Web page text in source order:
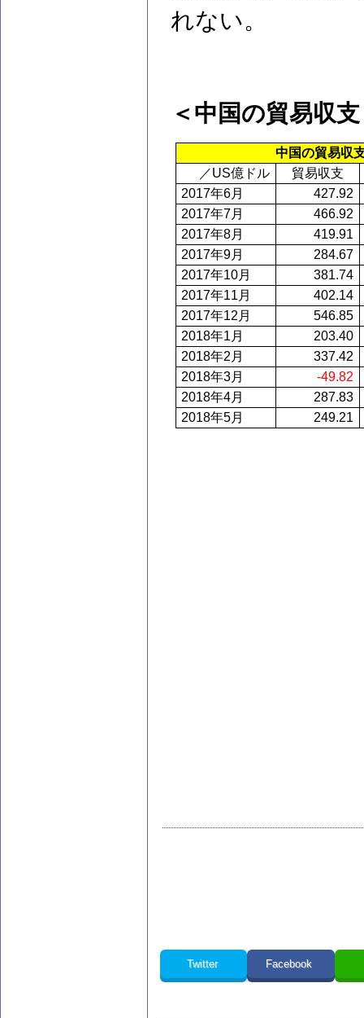
れない。
＜中国の貿易収
中国の貿易収
／US億ドル
貿易収支
2017年6月
427.92
2017年7月
466.92
2017年8月
419.91
2017年9月
284.67
2017年10月
381.74
2017年11月
402.14
2017年12月
546.85
2018年1月
203.40
2018年2月
337.42
2018年3月
-49.82
2018年4月
287.83
2018年5月 249.21
Twitter Facebook